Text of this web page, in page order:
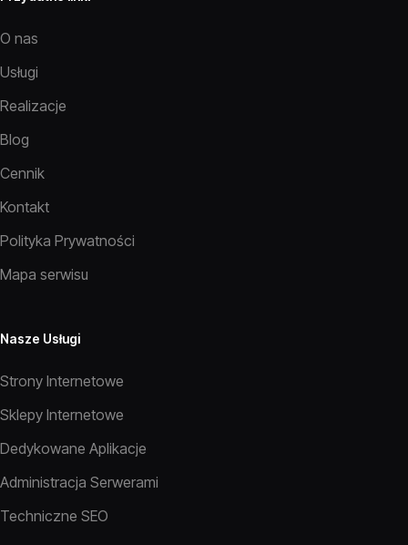
O nas
Usługi
Realizacje
Blog
Cennik
Kontakt
Polityka Prywatności
Mapa serwisu
Nasze Usługi
Strony Internetowe
Sklepy Internetowe
Dedykowane Aplikacje
Administracja Serwerami
Techniczne SEO